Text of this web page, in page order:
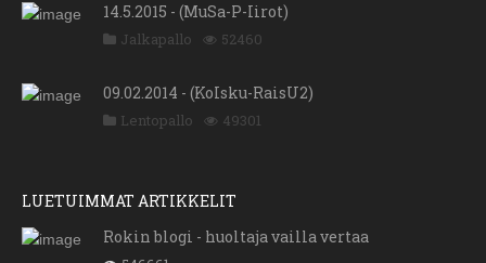
14.5.2015 - (MuSa-P-Iirot)
Jalkapallo 52460
09.02.2014 - (KoIsku-RaisU2)
Lentopallo 49301
LUETUIMMAT ARTIKKELIT
Rokin blogi - huoltaja vailla vertaa